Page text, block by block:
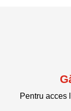
Pentru acces